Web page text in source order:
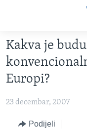
glavni
sadržaj
Pređi
na
glavnu
TV PROGRAM
FOTOGRAFIJE DANA
VIJESTI
SJEDINJENE
NAUKA I
Kakva je
Europi?
23 decembar, 2007
Podijeli